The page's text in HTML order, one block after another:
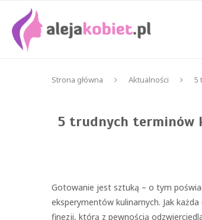
Strona główna Aktualności
5
5 trudnych terminów
Gotowanie jest sztuką – o tym
eksperymentów kulinarnych. Jak
finezji, którą z pewnością